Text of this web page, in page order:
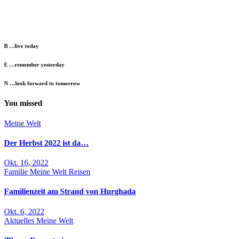
B …live today
E …remember yesterday
N …look forward to tomorrow
You missed
Meine Welt
Der Herbst 2022 ist da…
Okt. 16, 2022
Familie Meine Welt Reisen
Familienzeit am Strand von Hurghada
Okt. 6, 2022
Aktuelles Meine Welt